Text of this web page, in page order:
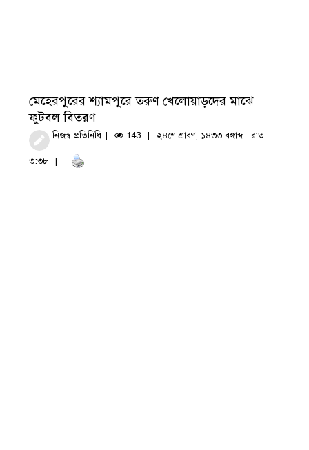
মেহেরপুরের শ্যামপুরে তরুণ খেলোয়াড়দের মাঝে
ফুটবল বিতরণ
নিজস্ব প্রতিনিধি 143 ২৪শে শ্রাবণ, ১৪৩৩ বঙ্গাব্দ · রাত
৩:৩৮